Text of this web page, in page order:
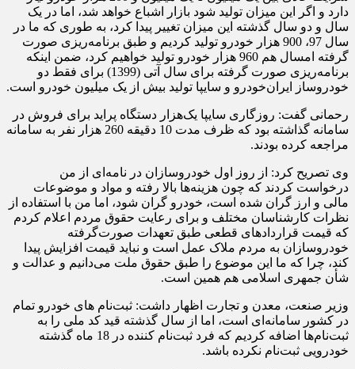
دارد و اگر این میزان تولید شود بازار اشباع خواهد شد، اما در یک
سال و دو سال گذشته این میزان تغییر پیدا کرد، به طوری که ما در
سال 97، 900 هزار خودرو تولید کردیم و طبق برنامه‌ریزی صورت
گرفته امسال هم 960 هزار خودرو تولید خواهیم کرد، ضمن اینکه
برنامه‌ریزی صورت گرفته برای سال آتی (1399) برای فقط دو
خودروساز ایران‌خودرو و سایپا تولید بیش از یک میلیون خودرو است.
رحمانی گفت: روزگاری سایپا یک‌هزار دستگاه پراید برای فروش در
سامانه گذاشته بود که ظرف مدت 10 دقیقه 260 هزار نفر به سامانه
مراجعه کرده بودند.
وی تصریح کرد: از روز اول خودروسازان در نامه‌ای از من
درخواست کردند که چون هزینه‌ها بالا رفته و مواد و موضوعات
مالی و ارز گران شده است، خودرو گران شود، اما من با استفاده از
نظرات کارشناسان مختلف و برای رعایت حقوق مردم اعلام کردم
که قیمت قراردادهای قطعی طبق تعهدات صورت‌گرفته
خودروسازان به مردم ملاک عمل است و نباید قیمت افزایش پیدا
کند، چرا که ما این موضوع را طبق حقوق ملت می‌دانیم و عدالت و
شأن جمهری اسلامی هم همین است.
وزیر صنعت، معدن و تجارت اظهار داشت: ثبت‌نام های خودرو تمام
در کشور سامانه‌ای است، اما از سال گذشته قید کد ملی را به
ثبت‌نام‌ها اضافه کردیم که فرد ثبت‌نام کننده در 18 ماه گذشته
خودرویی ثبت‌نام نکرده باشد.